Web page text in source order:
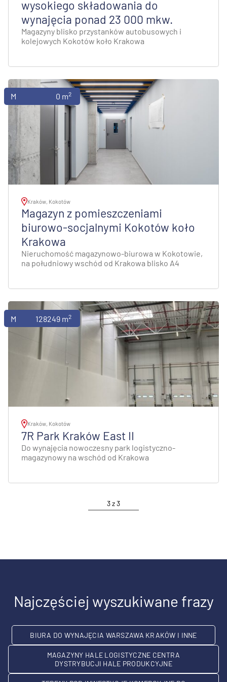
wysokiego składowania do
wynajęcia ponad 23 000 mkw.
Magazyny blisko przystanków autobusowych i
kolejowych Kokotów koło Krakowa
Magazyny 0 m2
Kraków, Kokotów
Magazyn z pomieszczeniami
biurowo-socjalnymi Kokotów koło
Krakowa
Nieruchomość magazynowo-biurowa w Kokotowie,
na południowy wschód od Krakowa blisko A4
Magazyny128249 m2
Kraków, Kokotów
7R Park Kraków East II
Do wynajęcia nowoczesny park logistyczno-
magazynowy na wschód od Krakowa
3z3
Najczęściej wyszukiwane frazy
BIURA DO WYNAJĘCIA WARSZAWA KRAKÓW I INNE
MAGAZYNY HALE LOGISTYCZNE CENTRA
DYSTRYBUCJI HALE PRODUKCYJNE